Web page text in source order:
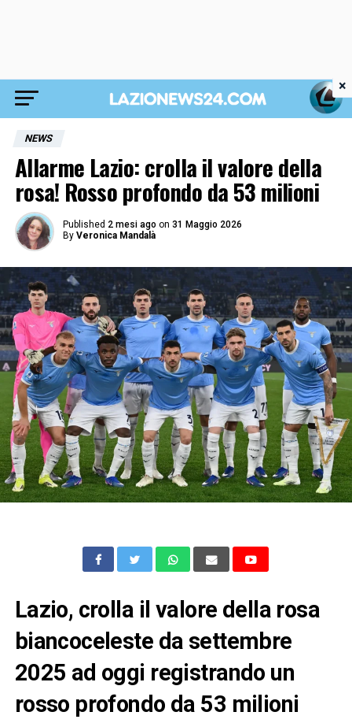
NEWS
Allarme Lazio: crolla il valore della
rosa! Rosso profondo da 53 milioni
Published 2 mesi ago on 31 Maggio 2026
By Veronica Mandalà
Lazio, crolla il valore della rosa
biancoceleste da settembre
2025 ad oggi registrando un
rosso profondo da 53 milioni
×